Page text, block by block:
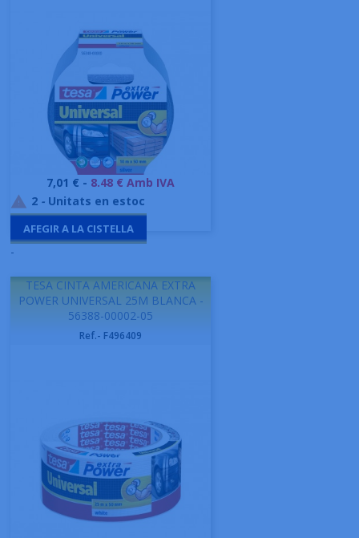
Preu
7,01 € - 8.48 € Amb IVA
 2 - Unitats en estoc
AFEGIR A LA CISTELLA
-
TESA CINTA AMERICANA EXTRA
POWER UNIVERSAL 25M BLANCA -
56388-00002-05
Ref.- F496409